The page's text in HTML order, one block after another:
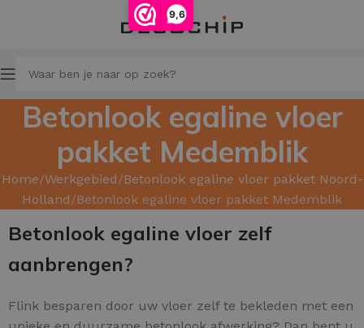
9,6
Betonlook egaline vloer
pakket Medemblik
Home Werkgebied Betonlook egaline vloer pakket Noord-
Holland Betonlook egaline vloer pakket Medemblik
Betonlook egaline vloer zelf
aanbrengen?
Flink besparen door uw vloer zelf te bekleden met een